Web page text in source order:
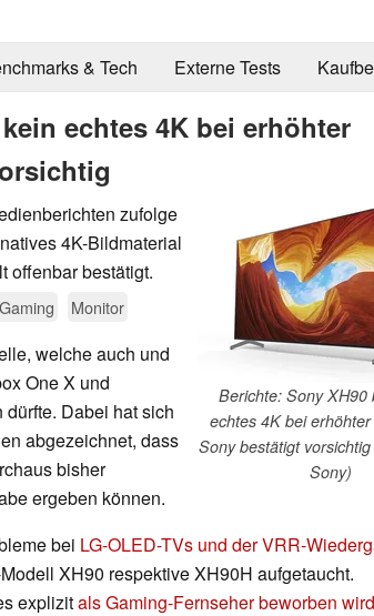
& Tech Externe Tests
echtes 4K bei erhöhter
Berichte: Sony XH90
echtes 4K bei
Sony bestätigt
Sony)
zufolge
4K-Bildmaterial
offenbar bestätigt.
Gaming Monitor
welche auch und
One X und
Dabei hat sich
abgezeichnet, dass
bisher
ergeben können.
bei LG-OLED-TVs und der VRR-
XH90 respektive XH90H aufgetaucht.
explizitals Gaming-Fernseher beworben wird